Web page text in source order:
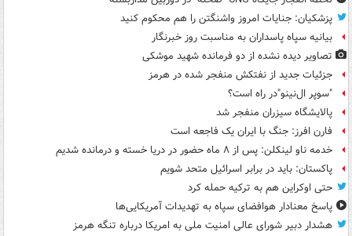
پزشکیان: جنایات امروز واشنگتن را هم محکوم کنید
بیانیه سپاه پاسداران به مناسبت روز خبرنگار
تصاویر دیده‌ نشده از دو فرمانده شهید موشکی
جزئیات جدید از نفتکش منفجر شده در هرمز
"سوپر ال‌نینو"در راه است؟
پالایشگاه سیزران منفجر شد
فارن افرز: جنگ با ایران یک فاجعه است
خدمه ناو لینکلن: پس از ۸ ماه حضور در دریا خسته و درمانده‌ شدیم
پاکستان: باید در برابر اسرائیل متحد شویم
حتی اوکراین هم به ترکیه حمله کرد
پاسخ معنادار هوافضای سپاه به تهدیدات آمریکایی‌ها
هشدار دبیر شورای عالی امنیت ملی به امریکا درباره تنگه هرمز